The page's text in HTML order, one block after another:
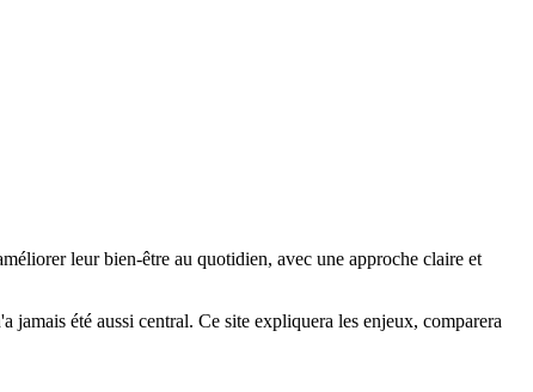
leur bien-être au quotidien, avec une approche claire et
été aussi central. Ce site expliquera les enjeux, comparera